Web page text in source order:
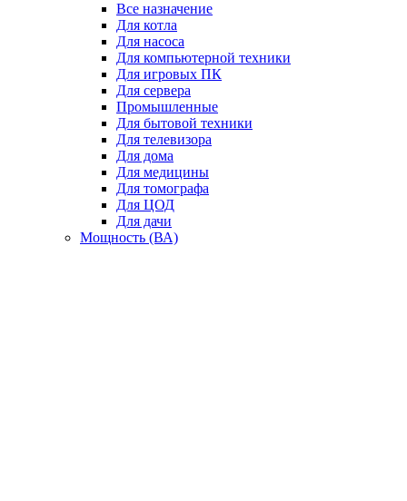
Все назначение
Для котла
Для насоса
Для компьютерной техники
Для игровых ПК
Для сервера
Промышленные
Для бытовой техники
Для телевизора
Для дома
Для медицины
Для томографа
Для ЦОД
Для дачи
Мощность (ВА)